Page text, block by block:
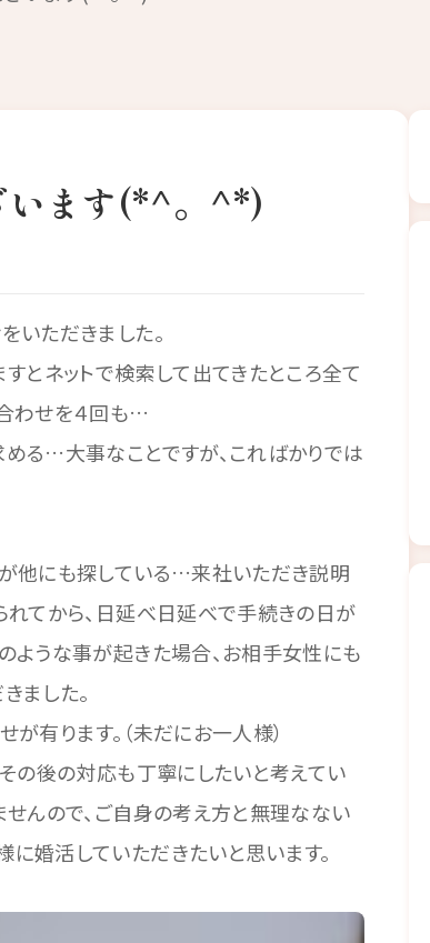
います(*^。^*)
いただきました。
とネットで検索して出てきたところ全て
わせを４回も…
る…大事なことですが、こればかりでは
他にも探している…来社いただき説明
れてから、日延べ日延べで手続きの日が
ような事が起きた場合、お相手女性にも
ました。
有ります。（未だにお一人様）
の後の対応も丁寧にしたいと考えてい
んので、ご自身の考え方と無理なない
婚活していただきたいと思います。